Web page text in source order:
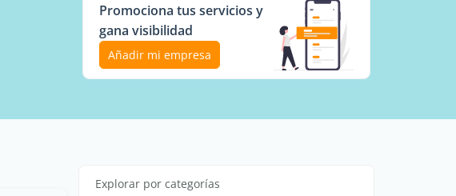
Promociona tus servicios y
gana visibilidad
Añadir mi empresa
Explorar por categorías